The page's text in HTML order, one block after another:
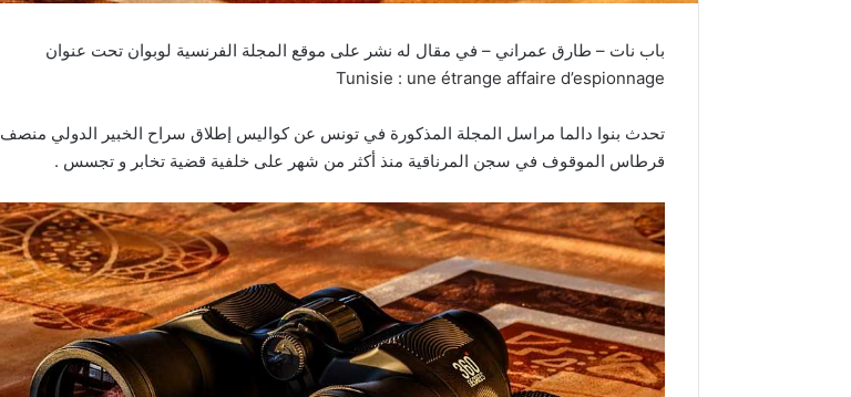
باب نات – طارق عمراني – في مقال له نشر على موقع المجلة الفرنسية لوبوان تحت عنوان
Tunisie : une étrange affaire d’espionnage
تحدث بنوا دالما مراسل المجلة المذكورة في تونس عن كواليس إطلاق سراح الخبير الدولي منصف
قرطاس الموقوف في سجن المرناقية منذ أكثر من شهر على خلفية قضية تخابر و تجسس .